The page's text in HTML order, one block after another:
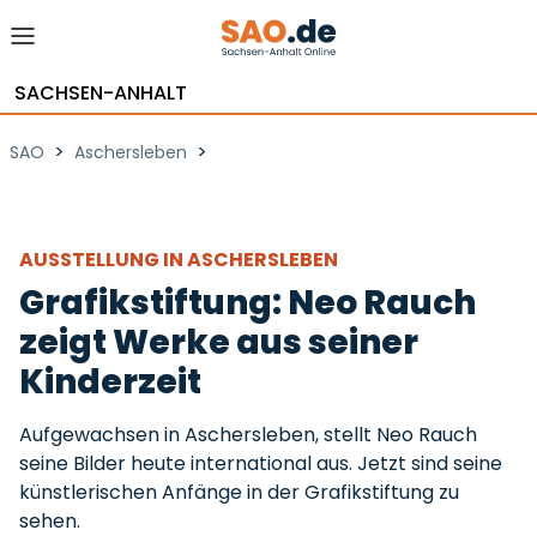
SACHSEN-ANHALT
SAO > Aschersleben >
AUSSTELLUNG IN ASCHERSLEBEN
Grafikstiftung: Neo Rauch
zeigt Werke aus seiner
Kinderzeit
Aufgewachsen in Aschersleben, stellt Neo Rauch
seine Bilder heute international aus. Jetzt sind seine
künstlerischen Anfänge in der Grafikstiftung zu
sehen.